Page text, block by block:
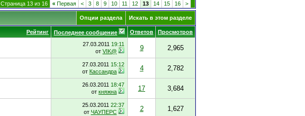
Страница 13 из 16 « Первая < 3 8 9 10 11 12 13 14 15 16 >
Опции раздела Искать в этом разделе
Рейтинг Последнее сообщение Ответов Просмотров
27.03.2011 19:11
от VIK@ 9 2,965
27.03.2011 15:12
от Кассандра 4 2,782
26.03.2011 18:47
от княжна 17 3,684
25.03.2011 22:37
от ЧАУПЕРС 2 1,627